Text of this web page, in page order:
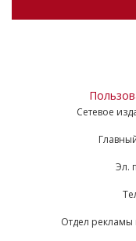
Сетевое
Эл.
Отдел рекламы